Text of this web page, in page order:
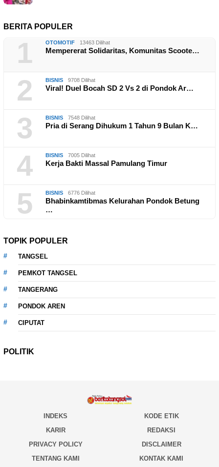
BERITA POPULER
1 OTOMOTIF 13463 Dilihat
Mempererat Solidaritas, Komunitas Scoote…
2 BISNIS 9708 Dilihat
Viral! Duel Bocah SD 2 Vs 2 di Pondok Ar…
3 BISNIS 7548 Dilihat
Pria di Serang Dihukum 1 Tahun 9 Bulan K…
4 BISNIS 7005 Dilihat
Kerja Bakti Massal Pamulang Timur
5 BISNIS 6776 Dilihat
Bhabinkamtibmas Kelurahan Pondok Betung
…
TOPIK POPULER
TANGSEL
PEMKOT TANGSEL
TANGERANG
PONDOK AREN
CIPUTAT
POLITIK
INDEKS
KODE ETIK
KARIR
REDAKSI
PRIVACY POLICY
DISCLAIMER
TENTANG KAMI
KONTAK KAMI